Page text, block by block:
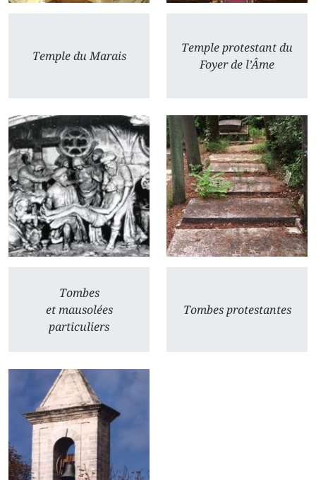
Temple du Marais
Temple protestant du
Foyer de l’Âme
Tombes
et mausolées
particuliers
Tombes protestantes